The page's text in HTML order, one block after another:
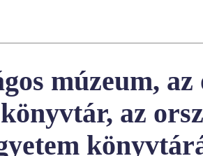
múzeum,
az